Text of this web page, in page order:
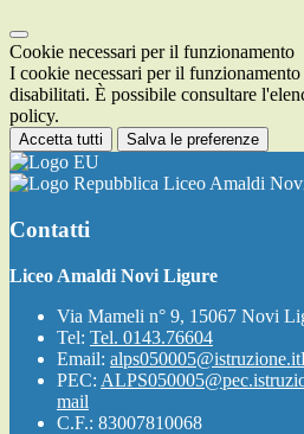
Cookie necessari per il funzionamento
I cookie necessari per il funzionamento
disabilitati. È possibile consultare
policy.
Accetta tutti Salva le preferenze
Liceo Amaldi
Contatti
Liceo Amaldi Novi Ligure
Via Mameli n° 9, 15067 Novi
Tel: Tel. 0143.76604
Email: alps050005@istruzione.it
PEC:
mail
C.F.: 83007810068